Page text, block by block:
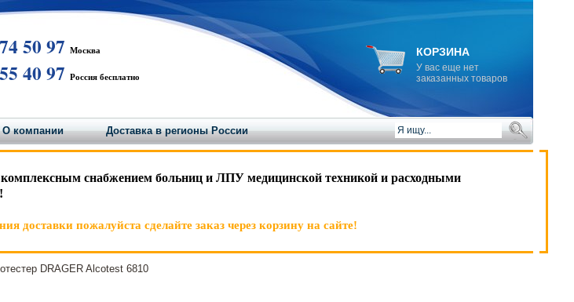
50 97 Москва
40 97 Россия бесплатно
КОРЗИНА
У вас еще нет
заказанных товаров
О компании
Доставка в регионы России
снабжением больниц и ЛПУ медицинской техникой и расходными
доставки пожалуйста сделайте заказ через корзину на сайте!
DRAGER Alcotest 6810